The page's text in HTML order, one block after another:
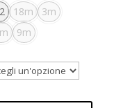
18m
3m
9m